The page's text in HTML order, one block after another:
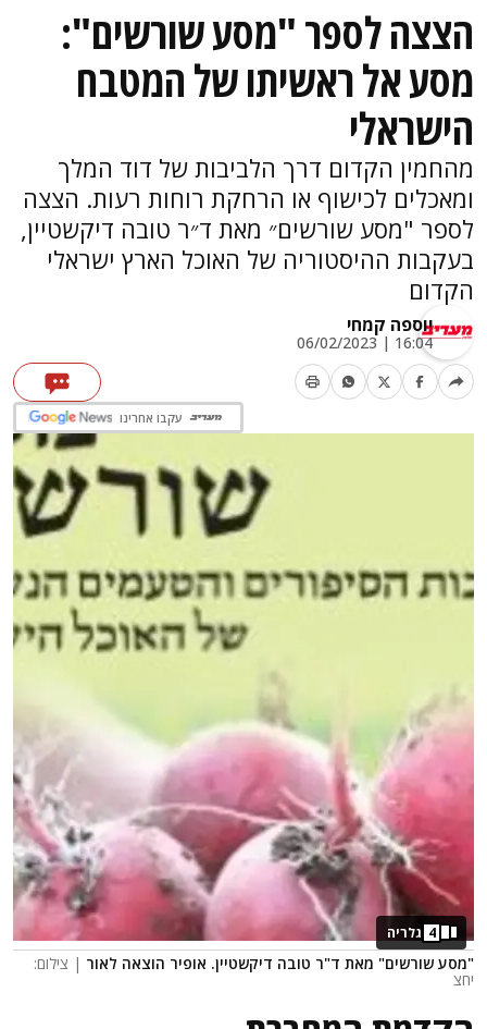
הצצה לספר "מסע שורשים":
מסע אל ראשיתו של המטבח
הישראלי
מהחמין הקדום דרך הלביבות של דוד המלך
ומאכלים לכישוף או הרחקת רוחות רעות. הצצה
לספר "מסע שורשים״ מאת ד״ר טובה דיקשטיין,
בעקבות ההיסטוריה של האוכל הארץ ישראלי
הקדום
יוספה קמחי
16:04 | 06/02/2023
עקבו אחרינו
"מסע שורשים" מאת ד"ר טובה דיקשטיין. אופיר הוצאה לאור | צילום:
יחצ
4 גלריה